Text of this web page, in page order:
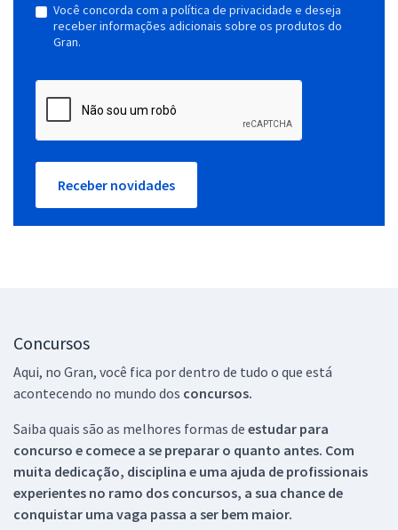
Você concorda com a política de privacidade e deseja
receber informações adicionais sobre os produtos do
Gran.
Receber novidades
Concursos
Aqui, no Gran, você fica por dentro de tudo o que está
acontecendo no mundo dos concursos.
Saiba quais são as melhores formas de estudar para
concurso e comece a se preparar o quanto antes. Com
muita dedicação, disciplina e uma ajuda de profissionais
experientes no ramo dos concursos, a sua chance de
conquistar uma vaga passa a ser bem maior.